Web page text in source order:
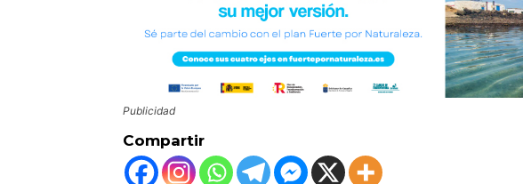
Publicidad
Compartir